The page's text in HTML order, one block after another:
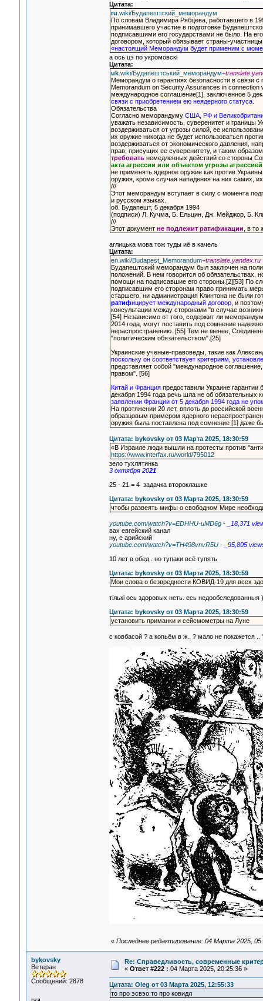
Цитата:
ru .wiki/Будапештский_меморандум
По словам Владимира Рябцева, работавшего в
принимавшего участие в подготовке
подписавшими его государствами не было. На
договором, который обязывает страны-
«настоящий Меморандум будет применим с
а ось цэ по укромовскi
Цитата:
uk.wiki/Будапештський_меморандум
Меморандум о гарантиях безопасности в связи
Memorandum on Security Assurances in
международное соглашение[1], заключенное 5
связи с приобретением ею неядерного статуса.
Обязательства
Согласно меморандуму США, РФ и
уважать независимость, суверенитет и границы
воздерживаться от угрозы силой, ее
их оружие никогда не будет использоваться
воздерживаться от экономического давления,
прав, присущих ее суверенитету, и таким
требоватьнемедленных действий со стороны
акта агрессии или объектом угрозы
не применять ядерное оружие как против
оружия, кроме случая нападения на них самих,
///
Этот меморандум вступает в силу с момента
и русском языках.
об. Будапешт, 5 декабря 1994
(подписи) Л. Кучма, Б. Ельцин, Дж. Мейджор, Б.
///
Этот документ не подлежит ратификации , в
аглицька мова тож туды иё в качель
Цитата:
en.wiki/Budapest_Memorandum+translate.yandex.ru
Будапештский меморандум был заключен на
положений. В нем говорится об обязательствах,
помощи на подписавшие его стороны.[2][53] По
подписавшим его сторонам право принимать
старшего, ни администрация Клинтона не были
ратифицирует международный договор, и
консультации между сторонами "в случае
[54] Независимо от того, содержит ли
2014 года, могут поставить под сомнение
нераспространению. [55] Тем не менее,
"политическим обязательством".[25]
Украинские ученые-правоведы, такие как
поскольку он соответствует критериям,
представляет собой "международное
правом". [56]
Китай и Францияпредоставили Украине гарантии
декабря 1994 года речь шла не об обязательных
заявлении Франции от 5 декабря 1994 года не
На протяжении 20 лет, вплоть до российской
образцовым примером ядерного
оружия была поставлена под сомнение [1] даже
Цитата: bykovsky от 03 Марта 2025, 18:30:59
«В Израиле люди вышли на протесты против
https://www.interfax.ru/world/795012
зело тухлятинка
3 октября 2021
25 - 21 = 4 задачка второклашке
Цитата: bykovsky от 03 Марта 2025, 18:30:59
чтобы развеять мифы о свободном Мире
youtube.com/watch?v=EDHHU-uMD6g-
_18,371
вах евгейский канал
ну, е арийский
youtube.com/watch?v=TH498vnvR5U-
_95,805
10 лет в обед . но тупаки всё тупять
Цитата: bykovsky от 03 Марта 2025, 18:30:59
Мои слова о безвредности КОВИД-19 для всех
тiлькi ось здоровых неть. есь недообследованныя
Цитата: bykovsky от 03 Марта 2025, 18:30:59
установить приманки и сейсмометры на Луне
с ковбасой ? а копьём в ж.. ? мало не покажется
« Последнее редактирование: 04 Марта 2025,
bykovsky
Ветеран
Сообщений: 2878
Re: Справедливость, современные
« Ответ #222 : 04 Марта 2025, 20:25:36 »
Цитата: Oleg от 03 Марта 2025, 12:55:33
то про эсвэо то про ковидл